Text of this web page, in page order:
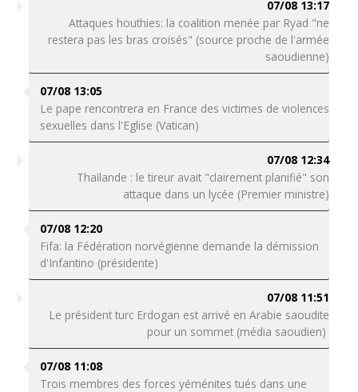
07/08 13:17
Attaques houthies: la coalition menée par Ryad "ne
restera pas les bras croisés" (source proche de l'armée
saoudienne)
07/08 13:05
Le pape rencontrera en France des victimes de violences
sexuelles dans l'Eglise (Vatican)
07/08 12:34
Thaïlande : le tireur avait "clairement planifié" son
attaque dans un lycée (Premier ministre)
07/08 12:20
Fifa: la Fédération norvégienne demande la démission
d'Infantino (présidente)
07/08 11:51
Le président turc Erdogan est arrivé en Arabie saoudite
pour un sommet (média saoudien)
07/08 11:08
Trois membres des forces yéménites tués dans une